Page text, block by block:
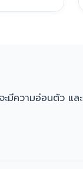
มีความอ่อนตัว และ